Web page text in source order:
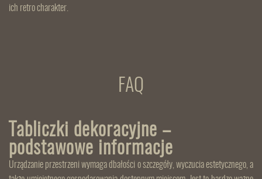
ich retro charakter.
FAQ
Tabliczki dekoracyjne –
podstawowe informacje
Urządzanie przestrzeni wymaga dbałości o szczegóły, wyczucia estetycznego, a